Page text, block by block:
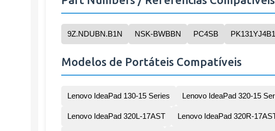
9Z.NDUBN.B1N NSK-BWBBN PC4SB
Modelos de Portáteis Compatíveis
Lenovo IdeaPad 130-15 Series Lenovo IdeaPad 320-15
Lenovo IdeaPad 320L-17AST Lenovo IdeaPad 320R-